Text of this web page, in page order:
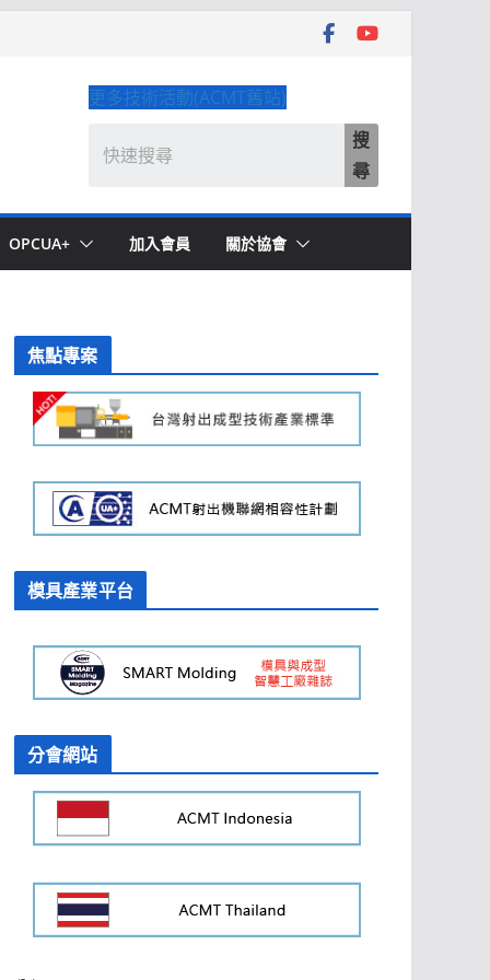
更多技術活動(ACMT舊站)
搜
尋
OPCUA+ 加入會員 關於協會
焦點專案
模具產業平台
分會網站